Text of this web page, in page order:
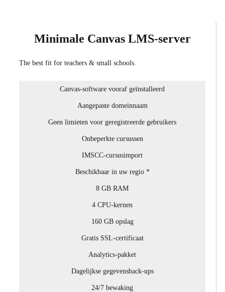
Minimale Canvas LMS-server
The best fit for teachers & small schools.
Canvas-software vooraf geïnstalleerd
Aangepaste domeinnaam
Geen limieten voor geregistreerde gebruikers
Onbeperkte cursussen
IMSCC-cursusimport
Beschikbaar in uw regio *
8 GB RAM
4 CPU-kernen
160 GB opslag
Gratis SSL-certificaat
Analytics-pakket
Dagelijkse gegevensback-ups
24/7 bewaking